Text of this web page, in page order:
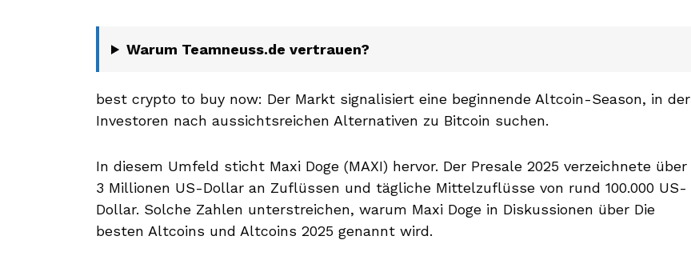
Warum Teamneuss.de vertrauen?
best crypto to buy now: Der Markt signalisiert eine beginnende Altcoin-Season, in der
Investoren nach aussichtsreichen Alternativen zu Bitcoin suchen.
In diesem Umfeld sticht Maxi Doge (MAXI) hervor. Der Presale 2025 verzeichnete über
3 Millionen US-Dollar an Zuflüssen und tägliche Mittelzuflüsse von rund 100.000 US-
Dollar. Solche Zahlen unterstreichen, warum Maxi Doge in Diskussionen über Die
besten Altcoins und Altcoins 2025 genannt wird.